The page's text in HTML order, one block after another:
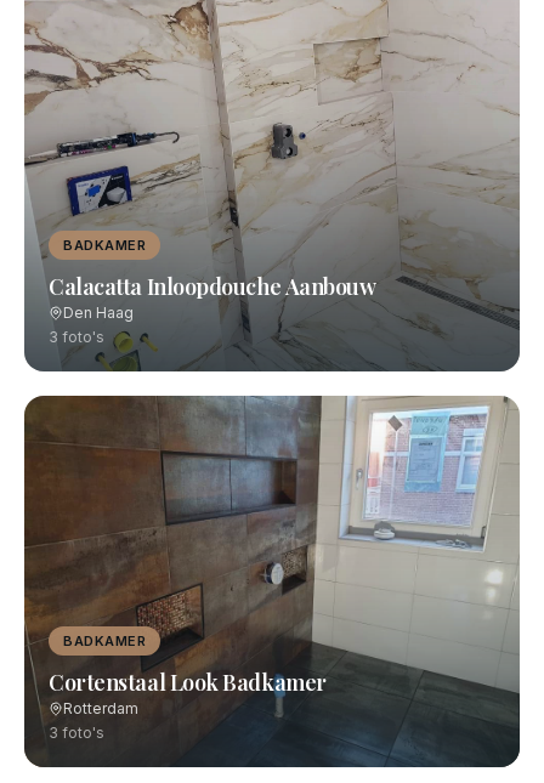
BADKAMER
Calacatta Inloopdouche Aanbouw
Den Haag
3 foto's
BADKAMER
Cortenstaal Look Badkamer
Rotterdam
3 foto's